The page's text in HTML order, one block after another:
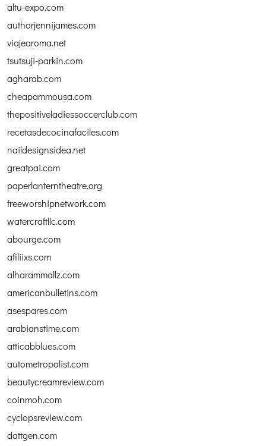
altu-expo.com
authorjennijames.com
viajearoma.net
tsutsuji-parkin.com
agharab.com
cheapammousa.com
thepositiveladiessoccerclub.com
recetasdecocinafaciles.com
naildesignsidea.net
greatpai.com
paperlanterntheatre.org
freeworshipnetwork.com
watercraftllc.com
abourge.com
afiliixs.com
alharammallz.com
americanbulletins.com
asespares.com
arabianstime.com
atticabblues.com
autometropolist.com
beautycreamreview.com
coinmoh.com
cyclopsreview.com
dattgen.com